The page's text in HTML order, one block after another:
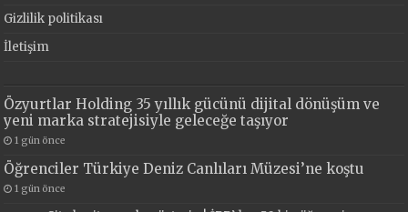
Gizlilik politikası
İletişim
Özyurtlar Holding 35 yıllık gücünü dijital dönüşüm ve
yeni marka stratejisiyle geleceğe taşıyor
1 gün önce
Öğrenciler Türkiye Deniz Canlıları Müzesi’ne koştu
1 gün önce